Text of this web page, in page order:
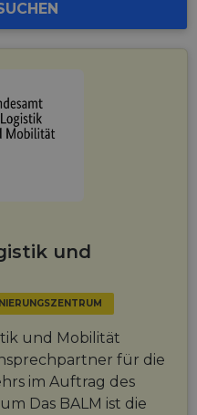
und
und Mobilität
für die
im Auftrag des
Das BALM ist die